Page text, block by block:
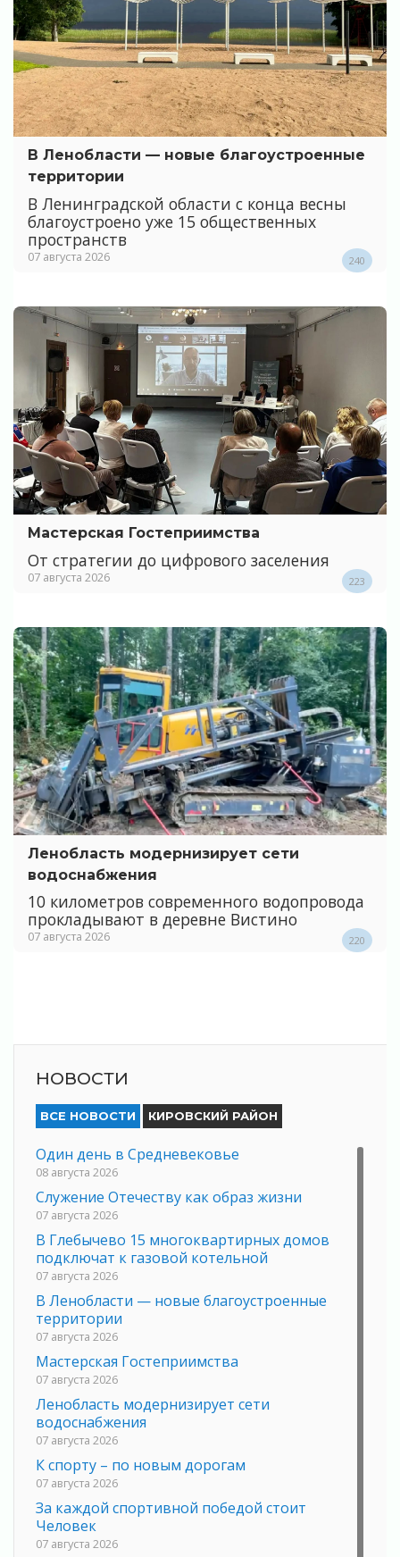
В Ленобласти — новые благоустроенные
территории
В Ленинградской области с конца весны
благоустроено уже 15 общественных
пространств
07 августа 2026 240
Мастерская Гостеприимства
От стратегии до цифрового заселения
07 августа 2026 223
Ленобласть модернизирует сети
водоснабжения
10 километров современного водопровода
прокладывают в деревне Вистино
07 августа 2026 220
НОВОСТИ
ВСЕ НОВОСТИ КИРОВСКИЙ РАЙОН
Один день в Средневековье
08 августа 2026
Служение Отечеству как образ жизни
07 августа 2026
В Глебычево 15 многоквартирных домов
подключат к газовой котельной
07 августа 2026
В Ленобласти — новые благоустроенные
территории
07 августа 2026
Мастерская Гостеприимства
07 августа 2026
Ленобласть модернизирует сети
водоснабжения
07 августа 2026
К спорту – по новым дорогам
07 августа 2026
За каждой спортивной победой стоит
Человек
07 августа 2026